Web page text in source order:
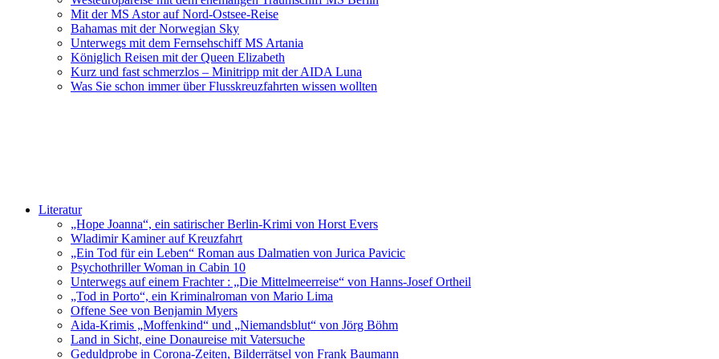
Mit der MS Astor auf Nord-Ostsee-Reise
Bahamas mit der Norwegian Sky
Unterwegs mit dem Fernsehschiff MS Artania
Königlich Reisen mit der Queen Elizabeth
Kurz und fast schmerzlos – Minitripp mit der AIDA Luna
Was Sie schon immer über Flusskreuzfahrten wissen wollten
Literatur
„Hope Joanna“, ein satirischer Berlin-Krimi von Horst Evers
Wladimir Kaminer auf Kreuzfahrt
„Ein Tod für ein Leben“ Roman aus Dalmatien von Jurica Pavicic
Psychothriller Woman in Cabin 10
Unterwegs auf einem Frachter : „Die Mittelmeerreise“ von Hanns-Josef Ortheil
„Tod in Porto“, ein Kriminalroman von Mario Lima
Offene See von Benjamin Myers
Aida-Krimis „Moffenkind“ und „Niemandsblut“ von Jörg Böhm
Land in Sicht, eine Donaureise mit Vatersuche
Geduldprobe in Corona-Zeiten, Bilderrätsel von Frank Baumann